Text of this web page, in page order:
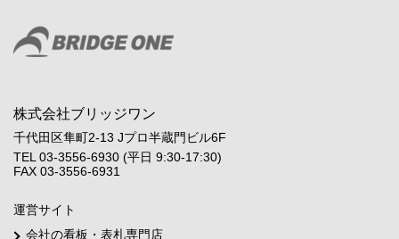
株式会社ブリッジワン
千代田区隼町2-13 Jプロ半蔵門ビル6F
TEL 03-3556-6930 (平日 9:30-17:30)
FAX 03-3556-6931
運営サイト
会社の看板・表札専門店